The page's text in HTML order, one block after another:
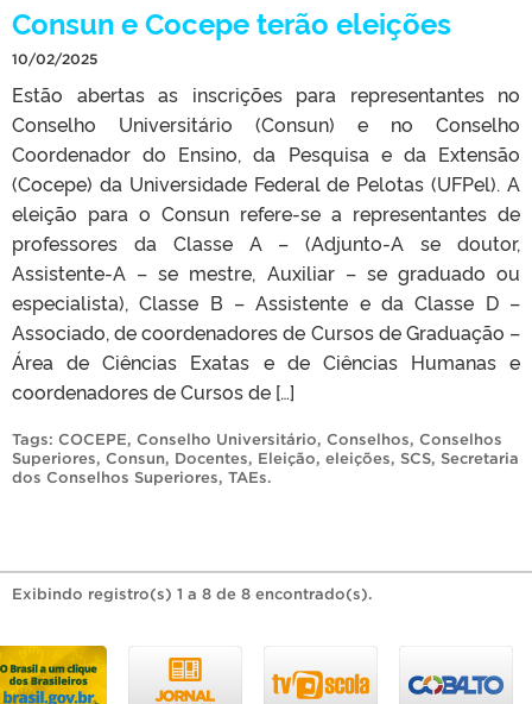
Consun e Cocepe terão eleições
10/02/2025
Estão abertas as inscrições para representantes no
Conselho Universitário (Consun) e no Conselho
Coordenador do Ensino, da Pesquisa e da Extensão
(Cocepe) da Universidade Federal de Pelotas (UFPel). A
eleição para o Consun refere-se a representantes de
professores da Classe A – (Adjunto-A se doutor,
Assistente-A – se mestre, Auxiliar – se graduado ou
especialista), Classe B – Assistente e da Classe D –
Associado, de coordenadores de Cursos de Graduação –
Área de Ciências Exatas e de Ciências Humanas e
coordenadores de Cursos de […]
Tags: COCEPE, Conselho Universitário, Conselhos, Conselhos
Superiores, Consun, Docentes, Eleição, eleições, SCS, Secretaria
dos Conselhos Superiores, TAEs.
Exibindo registro(s) 1 a 8 de 8 encontrado(s).